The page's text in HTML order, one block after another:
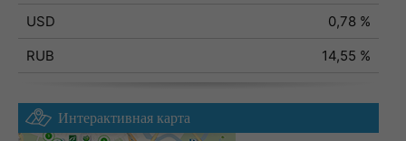
USD
0,78 %
RUB
14,55 %
Интерактивная карта